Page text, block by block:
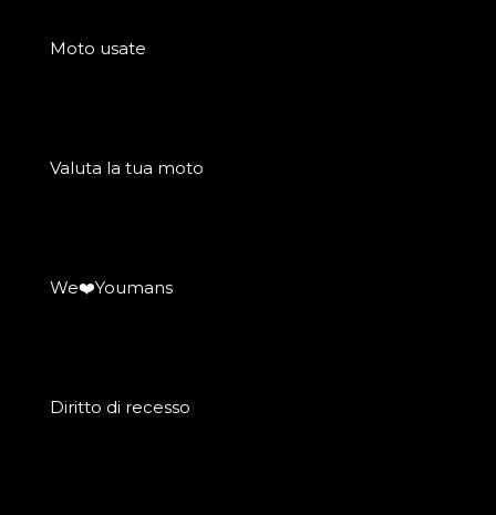
Moto usate
Valuta la tua moto
We❤️Youmans
Diritto di recesso